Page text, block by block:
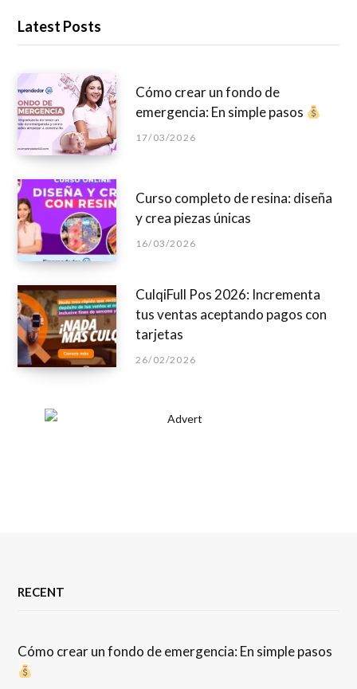
Latest Posts
Cómo crear un fondo de
emergencia: En simple pasos
17/03/2026
Curso completo de resina: diseña
y crea piezas únicas
16/03/2026
CulqiFull Pos 2026: Incrementa
tus ventas aceptando pagos con
tarjetas
26/02/2026
RECENT
Cómo crear un fondo de emergencia: En simple pasos